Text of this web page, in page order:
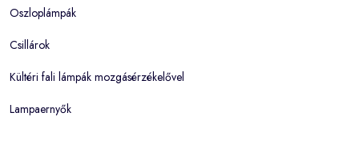
Oszloplámpák
Csillárok
Kültéri fali lámpák mozgásérzékelővel
Lampaernyők